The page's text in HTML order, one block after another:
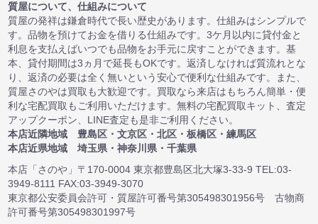
質屋について、仕組みについて
質屋の発祥は鎌倉時代で長い歴史があります。仕組みはシンプルで
す。品物を預けてお金を借りる仕組みです。3ケ月以内に貸付金と
利息を支払えばいつでも品物をお手元に戻すことができます。基
本、貸付期間は3ヵ月で延長もOKです。返済しなければ質流れとな
り、返済の必要は全く無いという安心で便利な仕組みです。また、
質屋さのやは買取も大歓迎です。買取なら来店はもちろん簡単・便
利な宅配買取もご利用いただけます。無料の宅配買取キット、査定
アップクーポン、LINE査定も是非ご利用ください。
本店近隣地域 豊島区・文京区・北区・板橋区・練馬区
本店近県地域 埼玉県・神奈川県・千葉県
本店「さのや」〒170-0004 東京都豊島区北大塚3-33-9 TEL:03-
3949-8111 FAX:03-3949-3070
東京都公安委員会許可・質屋許可番号第305498301956号 古物商
許可番号第305498301997号